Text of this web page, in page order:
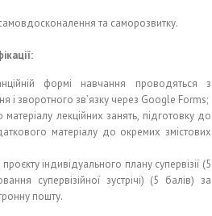
та саморозвитку.
формі навчання проводяться з
і зворотного зв’язку через Google Forms;
лекційних занять, підготовку до
матеріалу до окремих змістових
індивідуального плану супервізії (5
супервізійної зустрічі) (5 балів) за
пошту.